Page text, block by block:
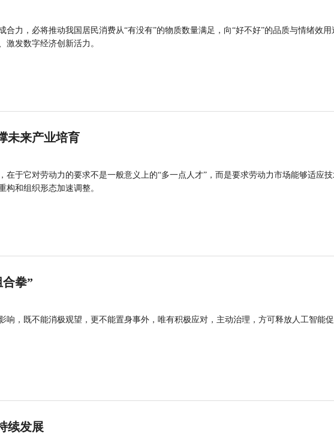
合力，必将推动我国居民消费从“有没有”的物质数量满足，向“好不好”的品质与情绪效用
激发数字经济创新活力。
未来产业培育
在于它对劳动力的要求不是一般意义上的“多一点人才”，而是要求劳动力市场能够适应
构和组织形态加速调整。
拳”
响，既不能消极观望，更不能置身事外，唯有积极应对，主动治理，方可释放人工智能
续发展